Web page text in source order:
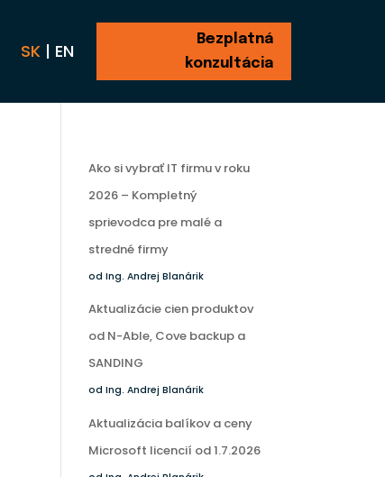
SK | EN
Bezplatná
konzultácia
Ako si vybrať IT firmu v roku
2026 – Kompletný
sprievodca pre malé a
stredné firmy
od Ing. Andrej Blanárik
Aktualizácie cien produktov
od N-Able, Cove backup a
SANDING
od Ing. Andrej Blanárik
Aktualizácia balíkov a ceny
Microsoft licencií od 1.7.2026